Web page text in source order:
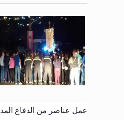
عمل عناصر من الدفاع